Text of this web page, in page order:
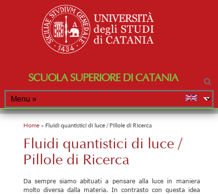
SCUOLA SUPERIORE DI CATANIA
Tu sei qui
Home» Fluidi quantistici di luce / Pillole di Ricerca
Fluidi quantistici di luce /
Pillole di Ricerca
Da sempre siamo abituati a pensare alla luce in maniera
molto diversa dalla materia. In contrasto con questa idea